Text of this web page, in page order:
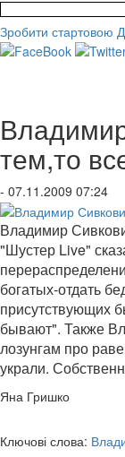
Зробити стартовою
тем,то
- 07.11.2009 07:24
Владимир
"Шустер Live"
богатых-отдать
присутствующих
бывают". Также
лозунгам про
украли.
Яна Гришко
Ключові слова: